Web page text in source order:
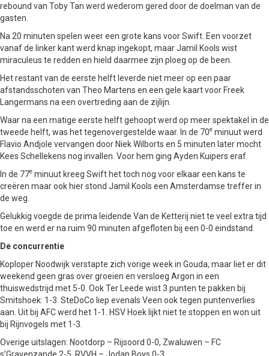
rebound van Toby Tan werd wederom gered door de doelman van de
gasten.
Na 20 minuten spelen weer een grote kans voor Swift. Een voorzet
vanaf de linker kant werd knap ingekopt, maar Jamil Kools wist
miraculeus te redden en hield daarmee zijn ploeg op de been.
Het restant van de eerste helft leverde niet meer op een paar
afstandsschoten van Theo Martens en een gele kaart voor Freek
Langermans na een overtreding aan de zijlijn.
Waar na een matige eerste helft gehoopt werd op meer spektakel in de
tweede helft, was het tegenovergestelde waar. In de 70e minuut werd
Flavio Andjole vervangen door Niek Wilborts en 5 minuten later mocht
Kees Schellekens nog invallen. Voor hem ging Ayden Kuipers eraf.
In de 77e minuut kreeg Swift het toch nog voor elkaar een kans te
creëren maar ook hier stond Jamil Kools een Amsterdamse treffer in
de weg.
Gelukkig voegde de prima leidende Van de Ketterij niet te veel extra tijd
toe en werd er na ruim 90 minuten afgefloten bij een 0-0 eindstand.
De concurrentie
Koploper Noodwijk verstapte zich vorige week in Gouda, maar liet er dit
weekend geen gras over groeien en versloeg Argon in een
thuiswedstrijd met 5-0. Ook Ter Leede wist 3 punten te pakken bij
Smitshoek: 1-3. SteDoCo liep evenals Veen ook tegen puntenverlies
aan. Uit bij AFC werd het 1-1. HSV Hoek lijkt niet te stoppen en won uit
bij Rijnvogels met 1-3.
Overige uitslagen: Nootdorp – Rijsoord 0-0, Zwaluwen – FC
s’Gravenzande 2-5, RVVH – Jodan Boys 0-3